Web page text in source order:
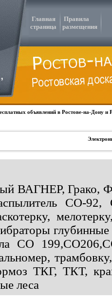
Главная
страница
Правила
размещения
объявлений в Ростове-на-Дону
ВАГНЕР,
СО-92,
СО
ТКГ, ТКТ,
леса